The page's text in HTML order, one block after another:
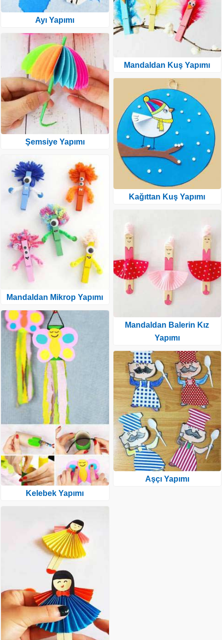
Ayı Yapımı
Şemsiye Yapımı
Mandaldan Mikrop Yapımı
Kelebek Yapımı
Mandaldan Kuş Yapımı
Kağıttan Kuş Yapımı
Mandaldan Balerin Kız
Yapımı
Aşçı Yapımı